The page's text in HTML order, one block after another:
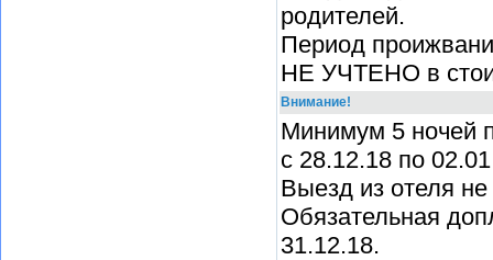
родителей.
Период
НЕ УЧТЕНО в
Внимание!
Минимум 5 ночей
с 28.12.18 по
Выезд из отеля
Обязательная
31.12.18.